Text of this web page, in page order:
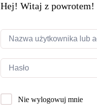
Hej! Witaj z powrotem!
Nie wylogowuj mnie